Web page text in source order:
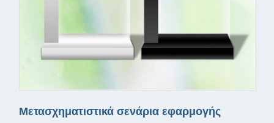
Μετασχηματιστικά σενάρια εφαρμογής